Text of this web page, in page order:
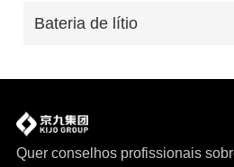
Bateria de lítio
Quer conselhos profissionais